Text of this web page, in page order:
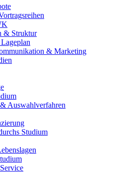
& Struktur
& Marketing
Auswahlverfahren
Studium